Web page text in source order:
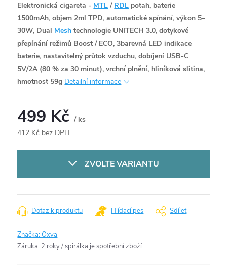
Elektronická cigareta - MTL / RDL potah, baterie
1500mAh, objem 2ml TPD, automatické spínání, výkon 5–
30W, Dual Mesh technologie UNITECH 3.0, dotykové
přepínání režimů Boost / ECO, 3barevná LED indikace
baterie, nastavitelný průtok vzduchu, dobíjení USB-C
5V/2A (80 % za 30 minut), vrchní plnění, hliníková slitina,
hmotnost 59g Detailní informace
499 Kč/ ks
412 Kč bez DPH
ZVOLTE VARIANTU
Dotaz k produktu Hlídací pes Sdílet
Značka:Oxva
Záruka: 2 roky / spirálka je spotřební zboží